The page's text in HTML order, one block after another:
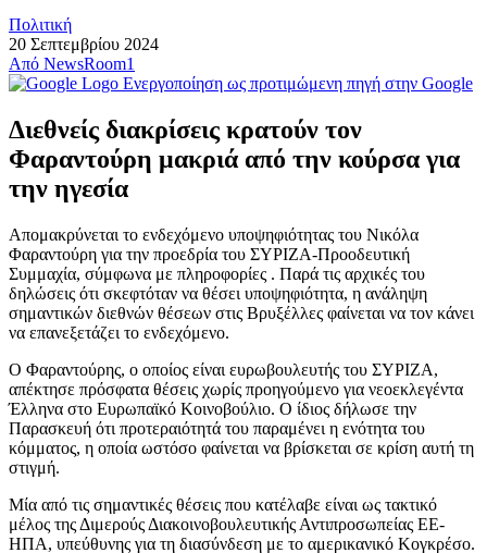
Πολιτική
20 Σεπτεμβρίου 2024
Από NewsRoom1
Ενεργοποίηση ως προτιμώμενη πηγή στην Google
Διεθνείς διακρίσεις κρατούν τον
Φαραντούρη μακριά από την κούρσα για
την ηγεσία
Απομακρύνεται το ενδεχόμενο υποψηφιότητας του Νικόλα
Φαραντούρη για την προεδρία του ΣΥΡΙΖΑ-Προοδευτική
Συμμαχία, σύμφωνα με πληροφορίες . Παρά τις αρχικές του
δηλώσεις ότι σκεφτόταν να θέσει υποψηφιότητα, η ανάληψη
σημαντικών διεθνών θέσεων στις Βρυξέλλες φαίνεται να τον κάνει
να επανεξετάζει το ενδεχόμενο.
Ο Φαραντούρης, ο οποίος είναι ευρωβουλευτής του ΣΥΡΙΖΑ,
απέκτησε πρόσφατα θέσεις χωρίς προηγούμενο για νεοεκλεγέντα
Έλληνα στο Ευρωπαϊκό Κοινοβούλιο. Ο ίδιος δήλωσε την
Παρασκευή ότι προτεραιότητά του παραμένει η ενότητα του
κόμματος, η οποία ωστόσο φαίνεται να βρίσκεται σε κρίση αυτή τη
στιγμή.
Μία από τις σημαντικές θέσεις που κατέλαβε είναι ως τακτικό
μέλος της Διμερούς Διακοινοβουλευτικής Αντιπροσωπείας ΕΕ-
ΗΠΑ, υπεύθυνης για τη διασύνδεση με το αμερικανικό Κογκρέσο.